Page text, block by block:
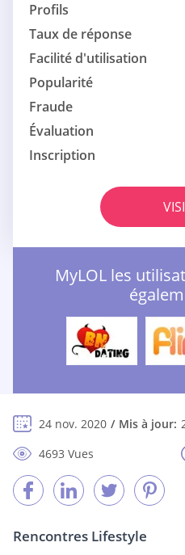
Profils
Taux de réponse
Facilité d'utilisation
Popularité
Fraude
Évaluation
Inscription
MyLOL les
24 nov. 2020 Mis à jour:
4693 Vues
Rencontres Lifestyle